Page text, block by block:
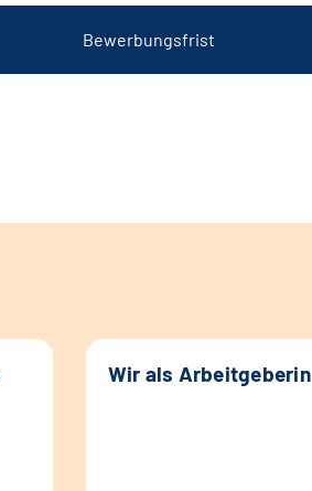
Bewerbungsfrist
Wir als Arbeitgeberin